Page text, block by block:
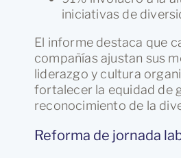
iniciativas de
El informe destaca que
compañías ajustan sus
liderazgo y cultura
fortalecer la equidad de
reconocimiento de la
Reforma de jornada